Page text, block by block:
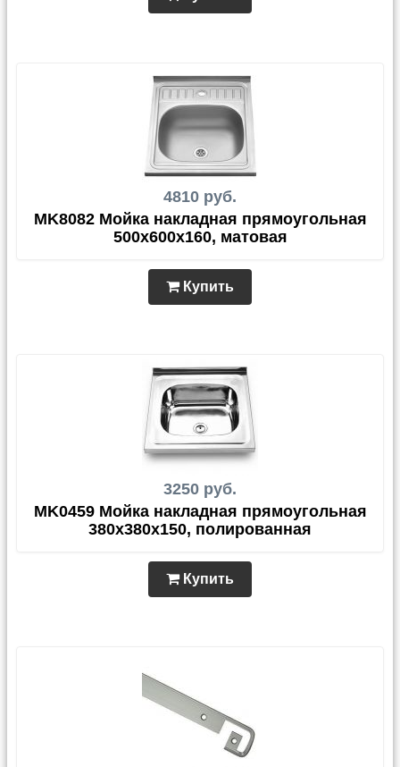
4810 руб.
MK8082 Мойка накладная прямоугольная
500х600х160, матовая
Купить
3250 руб.
MK0459 Мойка накладная прямоугольная
380х380х150, полированная
Купить